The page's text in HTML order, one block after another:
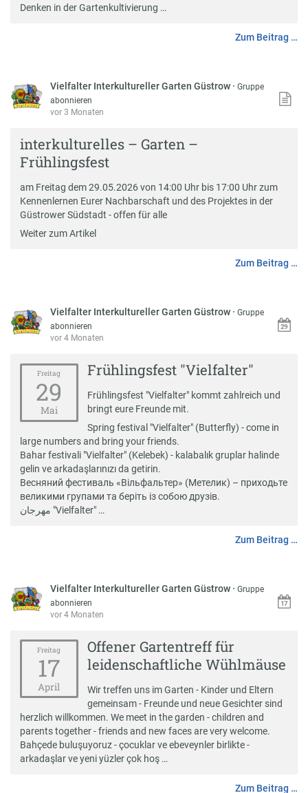
Denken in der Gartenkultivierung …
Zum Beitrag …
Vielfalter Interkultureller Garten Güstrow ·Gruppe
abonnieren
vor 3 Monaten
interkulturelles – Garten –
Frühlingsfest
am Freitag dem 29.05.2026 von 14:00 Uhr bis 17:00 Uhr zum
Kennenlernen Eurer Nachbarschaft und des Projektes in der
Güstrower Südstadt - offen für alle
Weiter zum Artikel
Zum Beitrag …
Vielfalter Interkultureller Garten Güstrow ·Gruppe
abonnieren
vor 4 Monaten
Freitag
29
Mai
Frühlingsfest "Vielfalter"
Frühlingsfest "Vielfalter" kommt zahlreich und
bringt eure Freunde mit.
Spring festival "Vielfalter" (Butterfly) - come in
large numbers and bring your friends.
Bahar festivali "Vielfalter" (Kelebek) - kalabalık gruplar halinde
gelin ve arkadaşlarınızı da getirin.
Весняний фестиваль «Вільфальтер» (Метелик) – приходьте
великими групами та беріть із собою друзів.
مهرجان "Vielfalter" …
Zum Beitrag …
Vielfalter Interkultureller Garten Güstrow ·Gruppe
abonnieren
vor 4 Monaten
Freitag
17
April
Offener Gartentreff für
leidenschaftliche Wühlmäuse
Wir treffen uns im Garten - Kinder und Eltern
gemeinsam - Freunde und neue Gesichter sind
herzlich willkommen. We meet in the garden - children and
parents together - friends and new faces are very welcome.
Bahçede buluşuyoruz - çocuklar ve ebeveynler birlikte -
arkadaşlar ve yeni yüzler çok hoş …
Zum Beitrag …